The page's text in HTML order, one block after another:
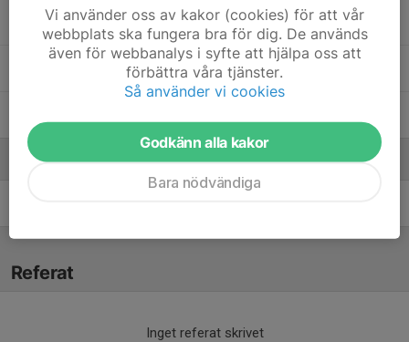
Maja L.
Ledare
Referat
Inget referat skrivet
Vi använder oss av kakor (cookies) för att vår
webbplats ska fungera bra för dig. De används
även för webbanalys i syfte att hjälpa oss att
förbättra våra tjänster.
Så använder vi cookies
Godkänn alla kakor
Bara nödvändiga